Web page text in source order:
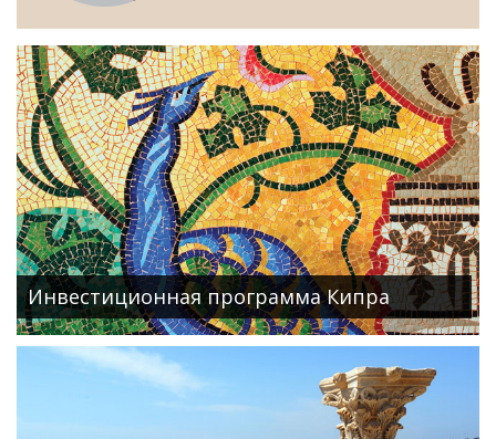
Инвестиционная программа Кипра